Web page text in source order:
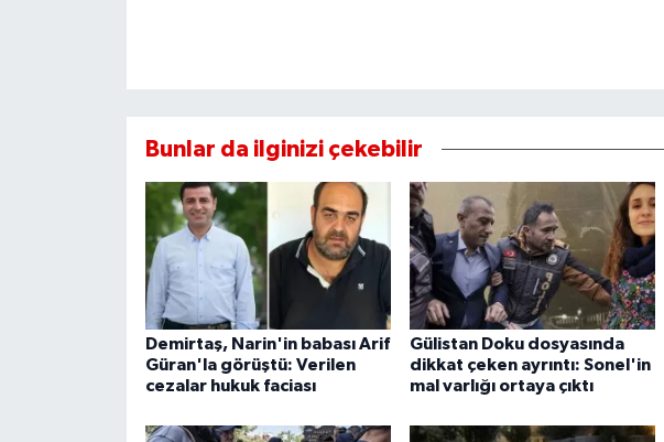
Bunlar da ilginizi çekebilir
Demirtaş, Narin'in babası Arif
Güran'la görüştü: Verilen
cezalar hukuk faciası
Gülistan Doku dosyasında
dikkat çeken ayrıntı: Sonel'in
mal varlığı ortaya çıktı